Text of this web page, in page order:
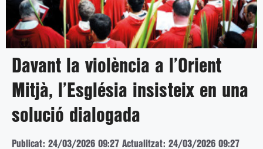
Davant la violència a l’Orient
Mitjà, l’Església insisteix en una
solució dialogada
Publicat: 24/03/2026 09:27 Actualitzat: 24/03/2026 09:27